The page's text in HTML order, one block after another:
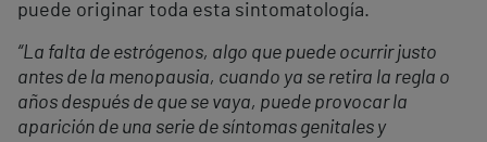
puede originar toda esta sintomatología.
“La falta de estrógenos, algo que puede ocurrir justo
antes de la menopausia, cuando ya se retira la regla o
años después de que se vaya, puede provocar la
aparición de una serie de síntomas genitales y